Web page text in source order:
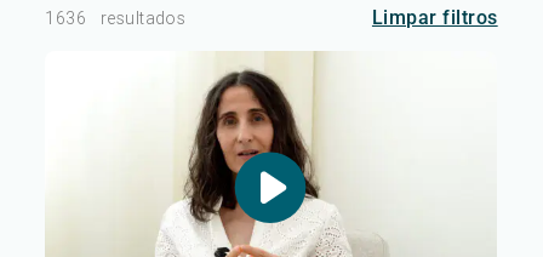
1636 resultados Limpar filtros